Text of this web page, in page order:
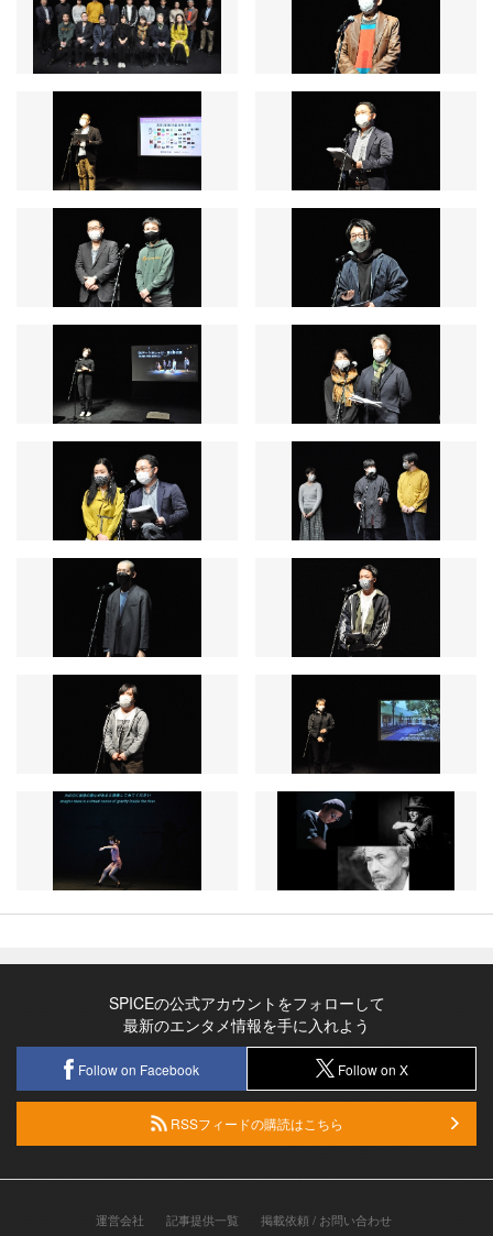
SPICEの公式アカウントをフォローして
最新のエンタメ情報を手に入れよう
Follow on Facebook Follow on X
RSSフィードの購読はこちら
運営会社 記事提供一覧 掲載依頼 / お問い合わせ